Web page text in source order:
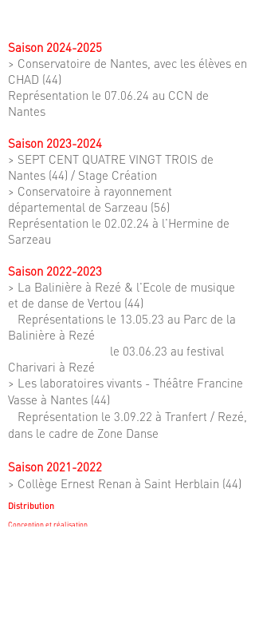
Saison 2024-2025
> Conservatoire de Nantes, avec les élèves en
CHAD (44)
Représentation le 07.06.24 au CCN de
Nantes
Saison 2023-2024
> SEPT CENT QUATRE VINGT TROIS de
Nantes (44) / Stage Création
> Conservatoire à rayonnement
départemental de Sarzeau (56)
Représentation le 02.02.24 à l'Hermine de
Sarzeau
Saison 2022-2023
> La Balinière à Rezé & l'Ecole de musique
et de danse de Vertou (44)
Représentations le 13.05.23 au Parc de la
Balinière à Rezé
le 03.06.23 au festival
Charivari à Rezé
> Les laboratoires vivants - Théâtre Francine
Vasse à Nantes (44)
Représentation le 3.09.22 à Tranfert / Rezé,
dans le cadre de Zone Danse
Saison 2021-2022
> Collège Ernest Renan à Saint Herblain (44)
Distribution
Conception et réalisation